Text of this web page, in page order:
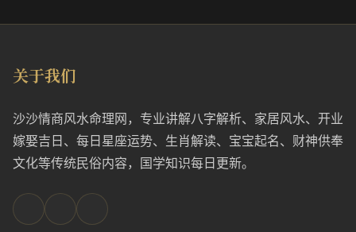
关于我们
沙沙情商风水命理网，专业讲解八字解析、家居风水、开业
嫁娶吉日、每日星座运势、生肖解读、宝宝起名、财神供奉
文化等传统民俗内容，国学知识每日更新。